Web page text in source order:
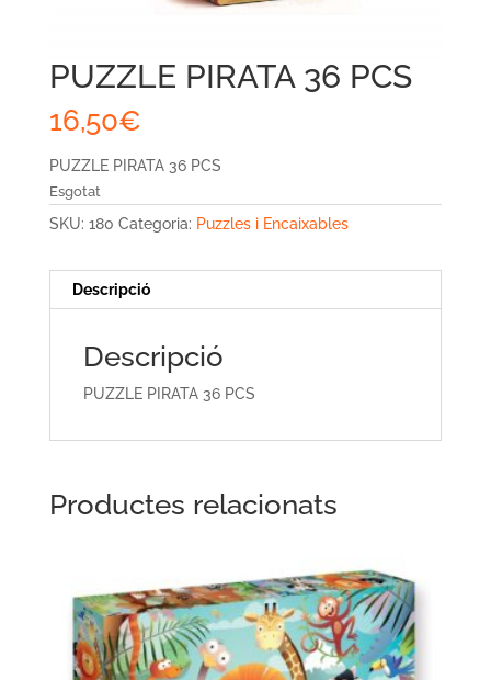
PUZZLE PIRATA 36 PCS
16,50€
PUZZLE PIRATA 36 PCS
Esgotat
SKU: 180 Categoria: Puzzles i Encaixables
Descripció
Descripció
PUZZLE PIRATA 36 PCS
Productes relacionats